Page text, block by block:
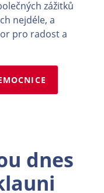
dnes
republice